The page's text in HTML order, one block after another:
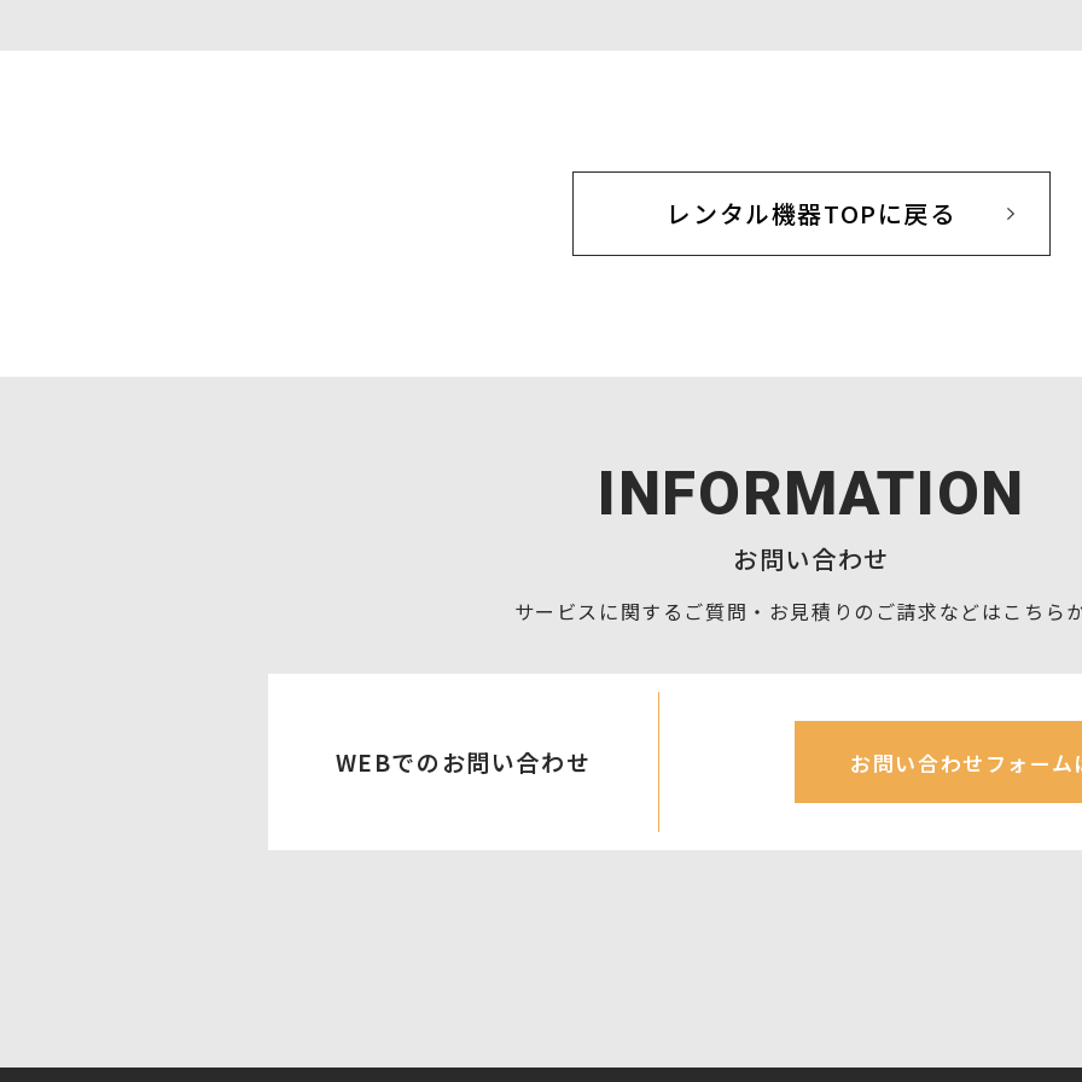
レンタル機器TOPに戻る
INFORMATION
お問い合わせ
サービスに関するご質問・お見積りの ご請求などはこちら
WEBでのお問い合わせ お問い合わせフォーム